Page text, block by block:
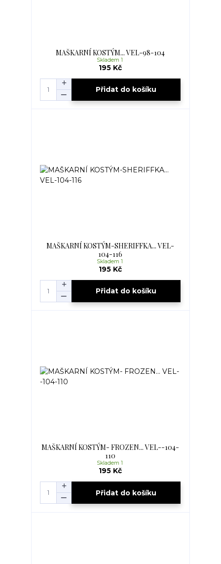
MAŠKARNÍ KOSTÝM... VEL-98-104
195 Kč
Skladem 1
Přidat do košíku
MAŠKARNÍ KOSTÝM-SHERIFFKA... VEL-
104-116
195 Kč
Skladem 1
Přidat do košíku
MAŠKARNÍ KOSTÝM- FROZEN... VEL--104-
110
195 Kč
Skladem 1
Přidat do košíku